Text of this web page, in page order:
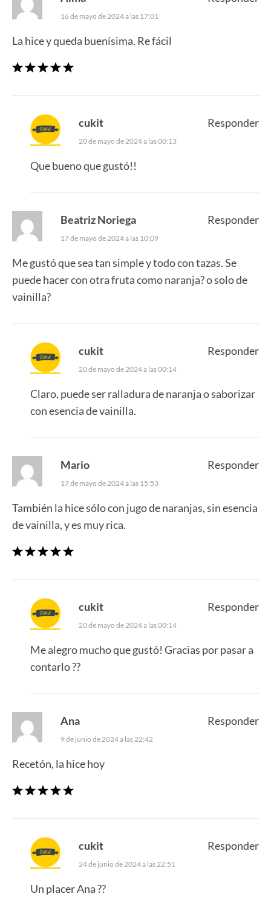
16 de mayo de 2024 a las 17:01
La hice y queda buenísima. Re fácil
cukit
20 de mayo de 2024 a las 00:13
Que bueno que gustó!!
Responder
Beatriz Noriega
17 de mayo de 2024 a las 10:09
Me gustó que sea tan simple y todo con tazas. Se
puede hacer con otra fruta como naranja? o solo de
vainilla?
Responder
cukit
20 de mayo de 2024 a las 00:14
Claro, puede ser ralladura de naranja o saborizar
con esencia de vainilla.
Responder
Mario
17 de mayo de 2024 a las 15:53
También la hice sólo con jugo de naranjas, sin esencia
de vainilla, y es muy rica.
Responder
cukit
20 de mayo de 2024 a las 00:14
Me alegro mucho que gustó! Gracias por pasar a
contarlo ??
Responder
Ana
9 de junio de 2024 a las 22:42
Recetón, la hice hoy
Responder
cukit
24 de junio de 2024 a las 22:51
Un placer Ana ??
Responder